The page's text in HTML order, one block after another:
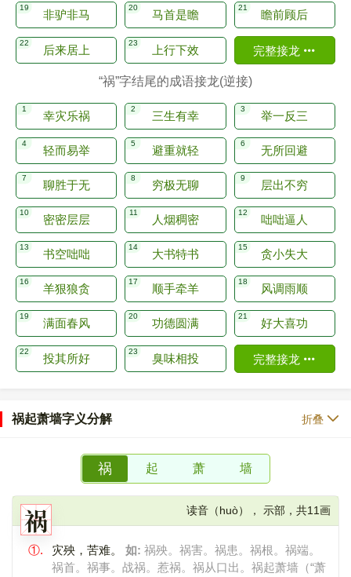
非驴非马 马首是瞻 瞻前顾后
后来居上 上行下效 完整接龙
“祸”字结尾的成语接龙(逆接)
幸灾乐祸 三生有幸 举一反三
轻而易举 避重就轻 无所回避
聊胜于无 穷极无聊 层出不穷
密密层层 人烟稠密 咄咄逼人
书空咄咄 大书特书 贪小失大
羊狠狼贪 顺手牵羊 风调雨顺
满面春风 功德圆满 好大喜功
投其所好 臭味相投 完整接龙
祸起萧墙字义分解 折叠
祸 起 萧 墙
祸 读音（huò）， 示部，共11画
①. 灾殃，苦难。 如: 祸殃。祸害。祸患。祸根。祸端。
祸首。祸事。战祸。惹祸。祸从口出。祸起萧墙（“萧